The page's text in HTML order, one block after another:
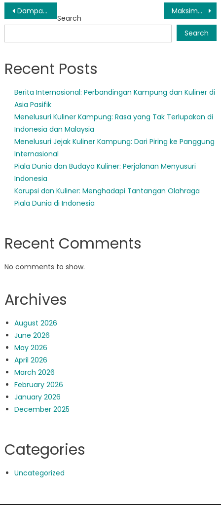
Post
navigation
Dampak Masyarakat: Upaya Bantuan Sosial Tangsel untuk Mengentaskan Kemiskinan dan Kelaparan Maksimalkan Program Bansos di Tangsel: Tips Sukses Penerapannya
Search
Search
Recent Posts
Berita Internasional: Perbandingan Kampung dan Kuliner di
Asia Pasifik
Menelusuri Kuliner Kampung: Rasa yang Tak Terlupakan di
Indonesia dan Malaysia
Menelusuri Jejak Kuliner Kampung: Dari Piring ke Panggung
Internasional
Piala Dunia dan Budaya Kuliner: Perjalanan Menyusuri
Indonesia
Korupsi dan Kuliner: Menghadapi Tantangan Olahraga
Piala Dunia di Indonesia
Recent Comments
No comments to show.
Archives
August 2026
June 2026
May 2026
April 2026
March 2026
February 2026
January 2026
December 2025
Categories
Uncategorized